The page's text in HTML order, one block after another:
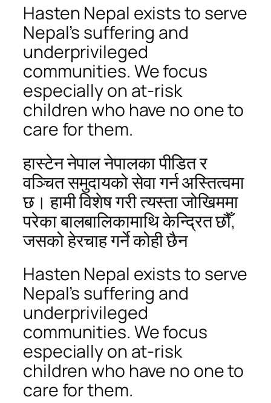
Hasten Nepal exists to serve
Nepal’s suffering and
underprivileged
communities. We focus
especially on at-risk
children who have no one to
care for them.
हास्टेन नेपाल नेपालका पीडित र
वञ्चित समुदायको सेवा गर्न अस्तित्वमा
छ। हामी विशेष गरी त्यस्ता जोखिममा
परेका बालबालिकामाथि केन्द्रित छौँ,
जसको हेरचाह गर्ने कोही छैन
Hasten Nepal exists to serve
Nepal’s suffering and
underprivileged
communities. We focus
especially on at-risk
children who have no one to
care for them.